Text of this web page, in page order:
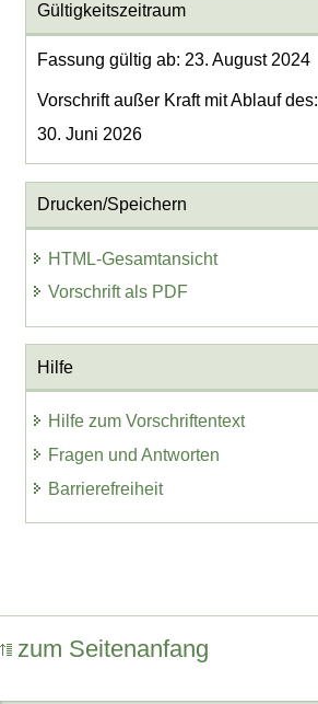
Gültigkeitszeitraum
Fassung gültig ab: 23. August 2024
Vorschrift außer Kraft mit Ablauf des:
30. Juni 2026
Drucken/Speichern
HTML-Gesamtansicht
Vorschrift als PDF
Hilfe
Hilfe zum Vorschriftentext
Fragen und Antworten
Barrierefreiheit
zum Seitenanfang